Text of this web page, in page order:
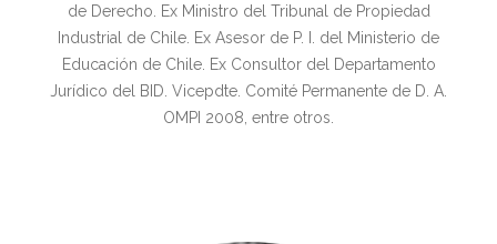
de Derecho. Ex Ministro del Tribunal de Propiedad
Industrial de Chile. Ex Asesor de P. I. del Ministerio de
Educación de Chile. Ex Consultor del Departamento
Jurídico del BID. Vicepdte. Comité Permanente de D. A.
OMPI 2008, entre otros.